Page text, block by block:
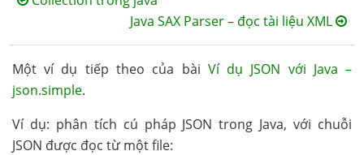
Java SAX Parser – đọc tài liệu XML
Một ví dụ tiếp theo của bài Ví dụ JSON với Java –
json.simple.
Ví dụ: phân tích cú pháp JSON trong Java, với chuỗi
JSON được đọc từ một file: